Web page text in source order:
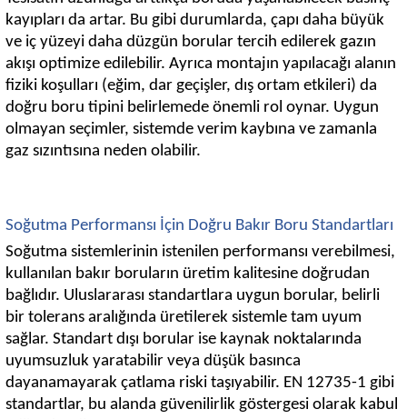
kayıpları da artar. Bu gibi durumlarda, çapı daha büyük
ve iç yüzeyi daha düzgün borular tercih edilerek gazın
akışı optimize edilebilir. Ayrıca montajın yapılacağı alanın
fiziki koşulları (eğim, dar geçişler, dış ortam etkileri) da
doğru boru tipini belirlemede önemli rol oynar. Uygun
olmayan seçimler, sistemde verim kaybına ve zamanla
gaz sızıntısına neden olabilir.
Soğutma Performansı İçin Doğru Bakır Boru Standartları
Soğutma sistemlerinin istenilen performansı verebilmesi,
kullanılan bakır boruların üretim kalitesine doğrudan
bağlıdır. Uluslararası standartlara uygun borular, belirli
bir tolerans aralığında üretilerek sistemle tam uyum
sağlar. Standart dışı borular ise kaynak noktalarında
uyumsuzluk yaratabilir veya düşük basınca
dayanamayarak çatlama riski taşıyabilir. EN 12735-1 gibi
standartlar, bu alanda güvenilirlik göstergesi olarak kabul